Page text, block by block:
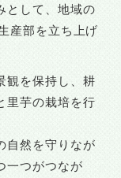
として、地域の
産部を立ち上げ
観を保持し、耕
里芋の栽培を行
自然を守りなが
一つがつなが